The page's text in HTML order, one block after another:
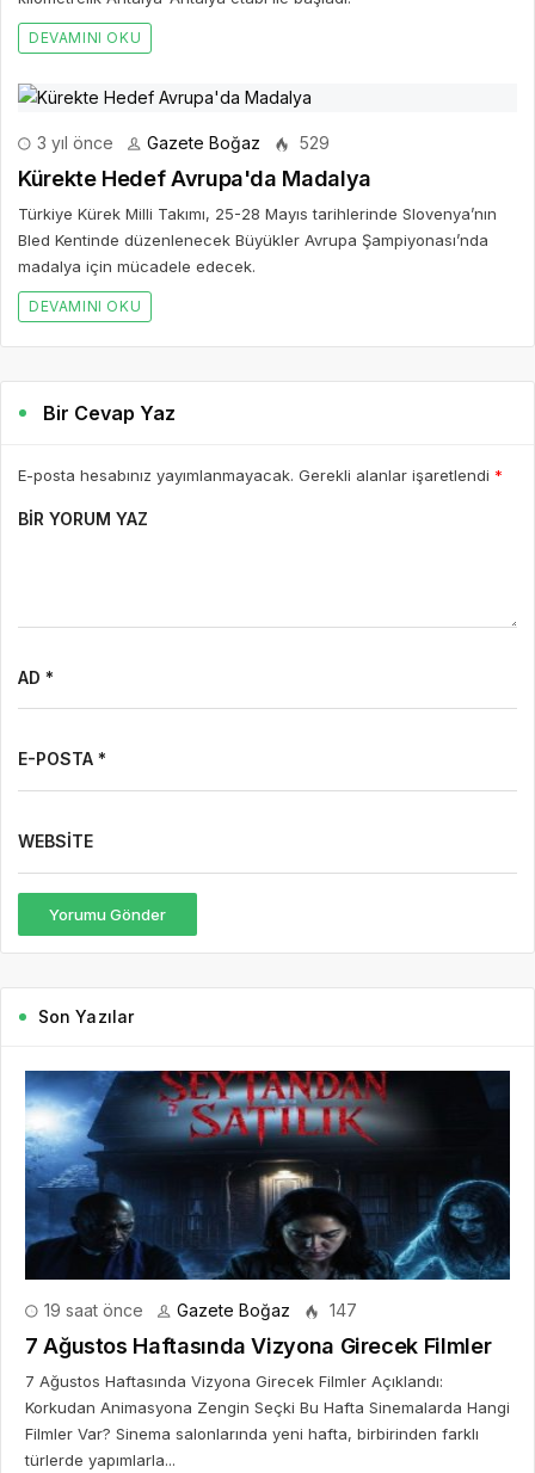
DEVAMINI OKU
3 yıl önce Gazete Boğaz 529
Kürekte Hedef Avrupa'da Madalya
Türkiye Kürek Milli Takımı, 25-28 Mayıs tarihlerinde Slovenya’nın
Bled Kentinde düzenlenecek Büyükler Avrupa Şampiyonası’nda
madalya için mücadele edecek.
DEVAMINI OKU
Bir Cevap Yaz
E-posta hesabınız yayımlanmayacak. Gerekli alanlar işaretlendi *
BIR YORUM YAZ
AD *
E-POSTA *
WEBSITE
Yorumu Gönder
Son Yazılar
19 saat önce Gazete Boğaz 147
7 Ağustos Haftasında Vizyona Girecek Filmler
7 Ağustos Haftasında Vizyona Girecek Filmler Açıklandı:
Korkudan Animasyona Zengin Seçki Bu Hafta Sinemalarda Hangi
Filmler Var? Sinema salonlarında yeni hafta, birbirinden farklı
türlerde yapımlarla...